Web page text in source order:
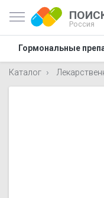
Россия
Гормональные
Каталог